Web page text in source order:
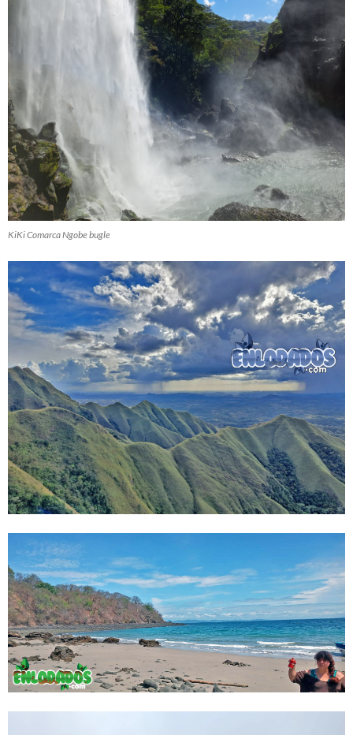
KiKi Comarca Ngobe bugle